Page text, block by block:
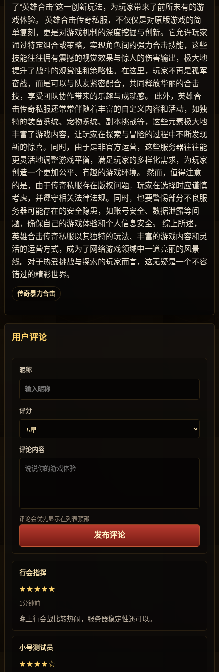
了“英雄合击”这一创新玩法，为玩家带来了前所未有的游
戏体验。 英雄合击传奇私服，不仅仅是对原版游戏的简
单复刻，更是对游戏机制的深度挖掘与创新。它允许玩家
通过特定组合或策略，实现角色间的强力合击技能，这些
技能往往拥有震撼的视觉效果与惊人的伤害输出，极大地
提升了战斗的观赏性和策略性。在这里，玩家不再是孤军
奋战，而是可以与队友紧密配合，共同释放华丽的合击
技，享受团队协作带来的乐趣与成就感。 此外，英雄合
击传奇私服还常常伴随着丰富的自定义内容和活动，如独
特的装备系统、宠物系统、副本挑战等，这些元素极大地
丰富了游戏内容，让玩家在探索与冒险的过程中不断发现
新的惊喜。同时，由于是非官方运营，这些服务器往往能
更灵活地调整游戏平衡，满足玩家的多样化需求，为玩家
创造一个更加公平、有趣的游戏环境。 然而，值得注意
的是，由于传奇私服存在版权问题，玩家在选择时应谨慎
考虑，并遵守相关法律法规。同时，也要警惕部分不良服
务器可能存在的安全隐患，如账号安全、数据泄露等问
题，确保自己的游戏体验和个人信息安全。 综上所述，
英雄合击传奇私服以其独特的玩法、丰富的游戏内容和灵
活的运营方式，成为了网络游戏领域中一道亮丽的风景
线。对于热爱挑战与探索的玩家而言，这无疑是一个不容
错过的精彩世界。
传奇暴力合击
用户评论
昵称
评分
评论内容
评论会优先显示在列表顶部
发布评论
行会指挥
★★★★★
1分钟前
晚上行会战比较热闹，服务器稳定性还可以。
小号测试员
★★★★☆